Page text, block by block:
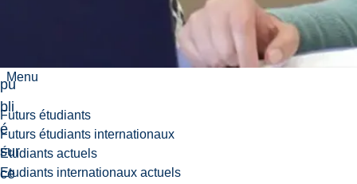
Menu
Futurs étudiants
Futurs étudiants internationaux
Étudiants actuels
Etudiants internationaux actuels
pu
bli
é
sur
ce